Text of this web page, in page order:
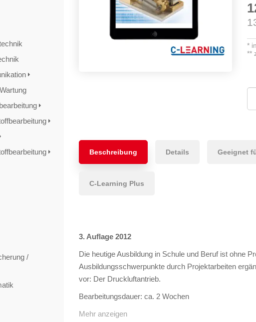
/
*
**
Beschreibung Details Geeignet
C-Learning Plus
3. Auflage 2012
Die heutige Ausbildung in Schule und Beruf ist ohne
Ausbildungsschwerpunkte durch Projektarbeiten
vor: Der Druckluftantrieb.
Bearbeitungsdauer: ca. 2 Wochen
Mehr anzeigen